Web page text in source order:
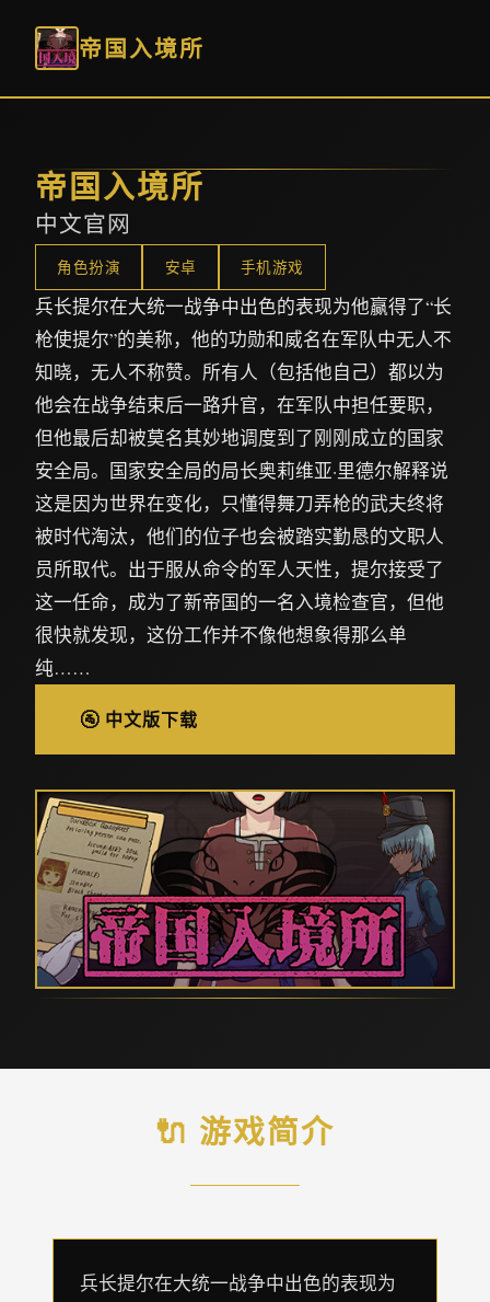
帝国入境所
帝国入境所
中文官网
角色扮演 安卓 手机游戏
兵长提尔在大统一战争中出色的表现为他赢得了“长
枪使提尔”的美称，他的功勋和威名在军队中无人不
知晓，无人不称赞。所有人（包括他自己）都以为
他会在战争结束后一路升官，在军队中担任要职，
但他最后却被莫名其妙地调度到了刚刚成立的国家
安全局。国家安全局的局长奥莉维亚·里德尔解释说
这是因为世界在变化，只懂得舞刀弄枪的武夫终将
被时代淘汰，他们的位子也会被踏实勤恳的文职人
员所取代。出于服从命令的军人天性，提尔接受了
这一任命，成为了新帝国的一名入境检查官，但他
很快就发现，这份工作并不像他想象得那么单
纯……
🚰 中文版下载
🔌 游戏简介
兵长提尔在大统一战争中出色的表现为